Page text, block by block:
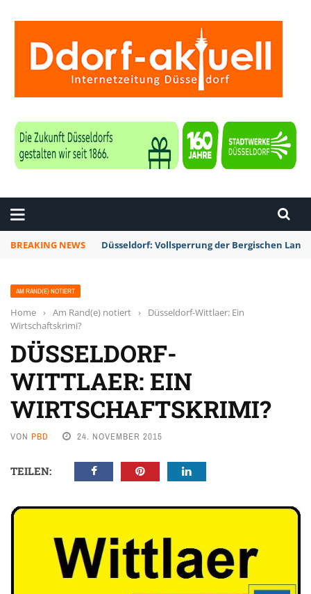
BREAKING NEWS Düsseldorf: Vollsperrung der Bergischen
AM RAND(E) NOTIERT
Home › Am Rand(e) notiert ›
Düsseldorf-Wittlaer: Ein
Wirtschaftskrimi?
DÜSSELDORF-
WITTLAER: EIN
WIRTSCHAFTSKRIMI?
VON PBD 24. NOVEMBER 2015
TEILEN: